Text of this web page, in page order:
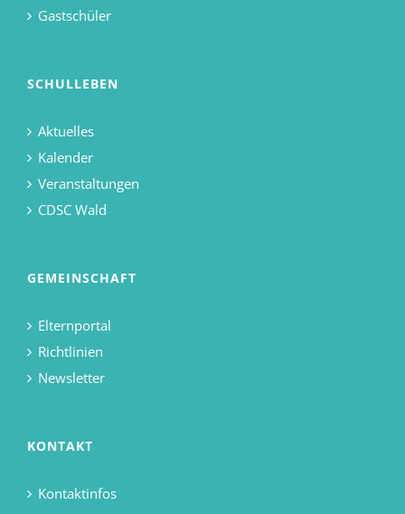
Gastschüler
SCHULLEBEN
Aktuelles
Kalender
Veranstaltungen
CDSC Wald
GEMEINSCHAFT
Elternportal
Richtlinien
Newsletter
KONTAKT
Kontaktinfos